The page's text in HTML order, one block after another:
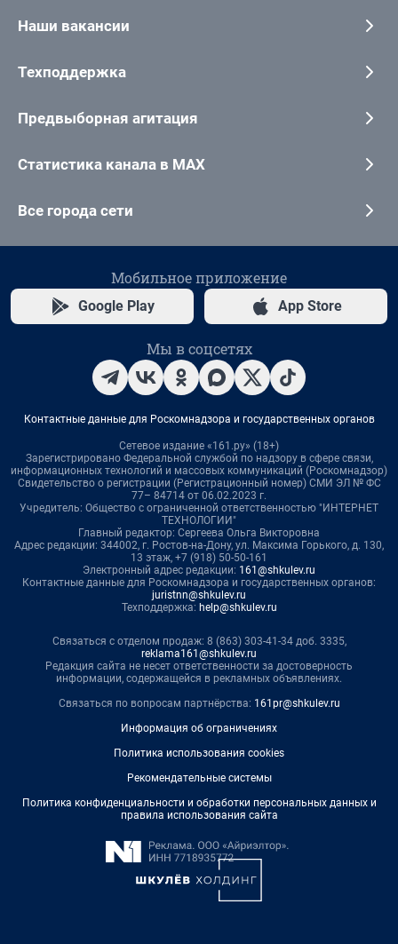
Наши вакансии
Техподдержка
Предвыборная агитация
Статистика канала в MAX
Все города сети
Мобильное приложение
Google Play App Store
Мы в соцсетях
Контактные данные для Роскомнадзора и государственных органов
Сетевое издание «161.ру» (18+)
Зарегистрировано Федеральной службой по надзору в сфере связи,
информационных технологий и массовых коммуникаций (Роскомнадзор)
Свидетельство о регистрации (Регистрационный номер) СМИ ЭЛ № ФС
77– 84714 от 06.02.2023 г.
Учредитель: Общество с ограниченной ответственностью "ИНТЕРНЕТ
ТЕХНОЛОГИИ"
Главный редактор: Сергеева Ольга Викторовна
Адрес редакции: 344002, г. Ростов-на-Дону, ул. Максима Горького, д. 130,
13 этаж, +7 (918) 50-50-161
Электронный адрес редакции: 161@shkulev.ru
Контактные данные для Роскомнадзора и государственных органов:
juristnn@shkulev.ru
Техподдержка: help@shkulev.ru
Связаться с отделом продаж: 8 (863) 303-41-34 доб. 3335,
reklama161@shkulev.ru
Редакция сайта не несет ответственности за достоверность
информации, содержащейся в рекламных объявлениях.
Связаться по вопросам партнёрства: 161pr@shkulev.ru
Информация об ограничениях
Политика использования cookies
Рекомендательные системы
Политика конфиденциальности и обработки персональных данных и
правила использования сайта